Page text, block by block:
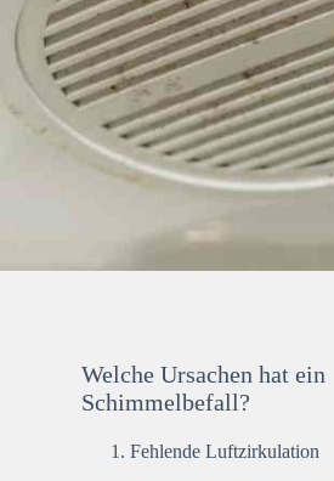
Welche Ursachen hat ein
Schimmelbefall?
Fehlende Luftzirkulation